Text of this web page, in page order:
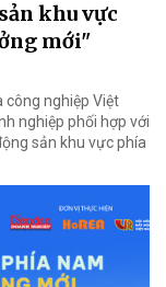
khu vực
mới"
nghiệp Việt
nghiệp phối hợp với
sản khu vực phía